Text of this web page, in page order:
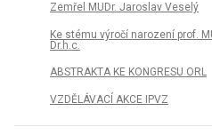
Zemřel MUDr. Jaroslav Veselý
Ke stému výročí narození prof.
Dr.h.c.
ABSTRAKTA KE KONGRESU ORL
VZDĚLÁVACÍ AKCE IPVZ